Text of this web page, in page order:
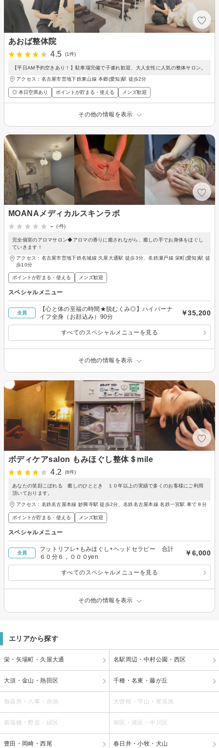
あおば整体院
4.5
(1件)
【平日AM予約空きあり！】駐車場完備で子連れ歓迎、大人女性に人気の整体サロン。
アクセス：名古屋市営地下鉄東山線 本郷(愛知)駅 徒歩2分
◎ 本日空席あり ポイントが貯まる・使える メンズ歓迎
その他の情報を表示
MOANAメディカルスキンラボ
-
(-件)
完全個室のアロマサロン◆アロマの香りに癒されながら、癒しの手でお身体をほぐし
ていきます！
アクセス：名古屋市営地下鉄名城線 久屋大通駅 徒歩3分、名鉄瀬戸線 栄町(愛知)駅 徒
歩10分
ポイントが貯まる・使える メンズ歓迎
スペシャルメニュー
全員
【心と体の至福の時間★脱むくみ◎】ハイパーナ
イフ全身（お顔込み）90分
￥35,200
すべてのスペシャルメニューを見る
その他の情報を表示
ボディケアsalon もみほぐし整体＄mile
4.2
(6件)
あなたの笑顔こぼれる 癒しのひととき １０年以上の実績で多くのお客様にご利用
頂いております。
アクセス：名鉄名古屋本線 妙興寺駅 徒歩2分、名鉄名古屋本線 名鉄一宮駅 車で８分
ポイントが貯まる・使える メンズ歓迎
スペシャルメニュー
全員
フットリフレ+もみほぐし+ヘッドセラピー 合計
６０分６，０００yen
￥6,000
すべてのスペシャルメニューを見る
その他の情報を表示
エリアから探す
栄・矢場町・久屋大通 名駅周辺・中村公園・西区
大須・金山・熱田区 千種・名東・藤が丘
御器所・八事・赤池 大曽根・守山・尾張旭
新瑞橋・野並・緑区 南区・港区・中川区
豊田・岡崎・西尾 春日井・小牧・犬山